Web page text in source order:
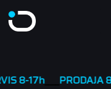
to
17h____PRODAJA 8-